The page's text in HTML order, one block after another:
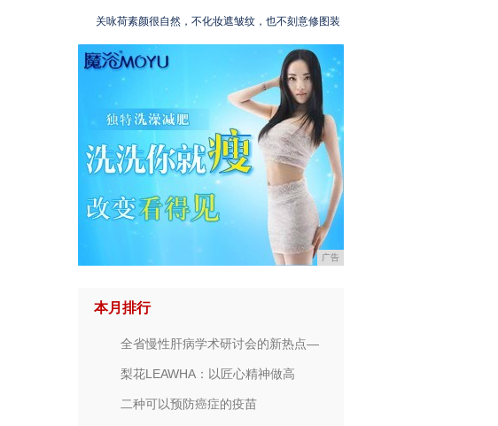
关咏荷素颜很自然，不化妆遮皱纹，也不刻意修图装
广告
本月排行
全省慢性肝病学术研讨会的新热点—
梨花LEAWHA：以匠心精神做高
二种可以预防癌症的疫苗